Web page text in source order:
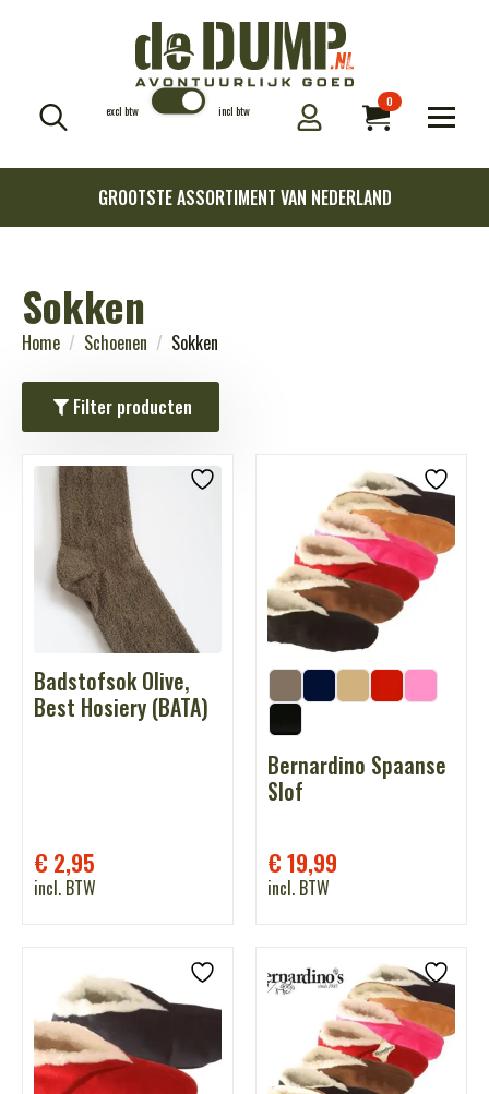
excl btw incl btw
0
GROOTSTE ASSORTIMENT VAN NEDERLAND
Sokken
Home Schoenen Sokken
Filter producten
Badstofsok Olive,
Best Hosiery (BATA)
€ 2,95
incl. BTW
Bernardino Spaanse
Slof
€19,99
incl. BTW